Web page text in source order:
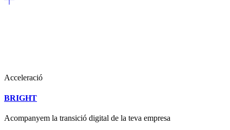
Acceleració
BRIGHT
Acompanyem la transició digital de la teva empresa